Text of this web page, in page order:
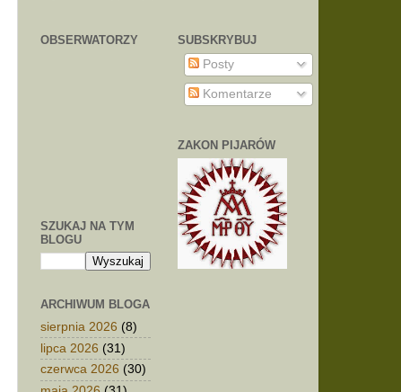
OBSERWATORZY
SZUKAJ NA TYM
BLOGU
ARCHIWUM BLOGA
sierpnia 2026 (8)
lipca 2026 (31)
czerwca 2026 (30)
SUBSKRYBUJ
Posty
Komentarze
ZAKON PIJARÓW